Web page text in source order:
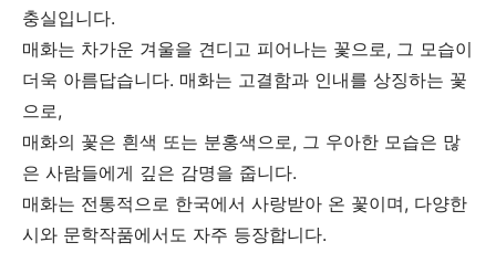
충실입니다.
매화는 차가운 겨울을 견디고 피어나는 꽃으로, 그 모습이
더욱 아름답습니다. 매화는 고결함과 인내를 상징하는 꽃
으로,
매화의 꽃은 흰색 또는 분홍색으로, 그 우아한 모습은 많
은 사람들에게 깊은 감명을 줍니다.
매화는 전통적으로 한국에서 사랑받아 온 꽃이며, 다양한
시와 문학작품에서도 자주 등장합니다.